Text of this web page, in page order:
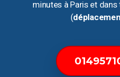
minutes à Paris et dans
(